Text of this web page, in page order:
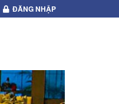
ĐĂNG NHẬP